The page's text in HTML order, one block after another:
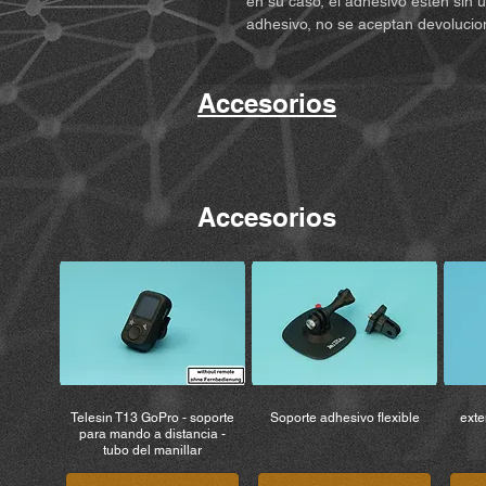
adhesivo, no se aceptan
Accesorios
Telesin T13 GoPro - soporte
para mando a distancia -
tubo del manillar
Soporte adhesivo flexible
Accesorios